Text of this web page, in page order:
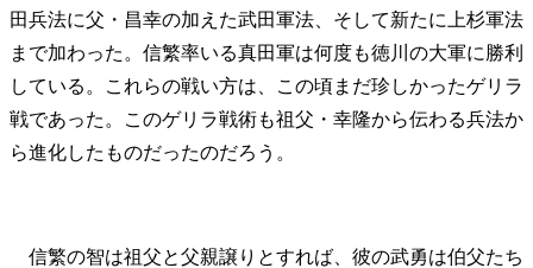
田兵法に父・昌幸の加えた武田軍法、そして新たに上杉軍法
まで加わった。信繁率いる真田軍は何度も徳川の大軍に勝利
している。これらの戦い方は、この頃まだ珍しかったゲリラ
戦であった。このゲリラ戦術も祖父・幸隆から伝わる兵法か
ら進化したものだったのだろう。
信繁の智は祖父と父親譲りとすれば、彼の武勇は伯父たち